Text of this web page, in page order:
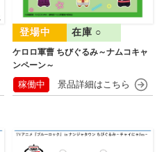
ケロロ軍曹 ちびぐるみ～ナムコキャ
ンペーン～
在庫 ○
稼働中